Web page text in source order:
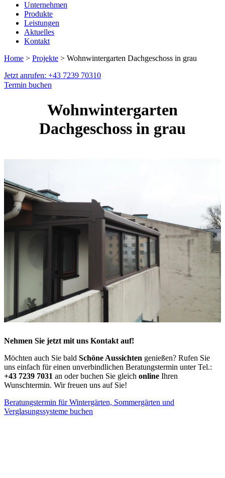
Unternehmen
Produkte
Leistungen
Aktuelles
Kontakt
Home > Projekte > Wohnwintergarten Dachgeschoss in grau
Jetzt anrufen: +43 7239 70310
Termin buchen
Wohnwintergarten
Dachgeschoss in grau
Nehmen Sie jetzt mit uns Kontakt auf!
Möchten auch Sie bald Schöne Aussichten genießen? Rufen Sie
uns einfach für einen unverbindlichen Beratungstermin unter Tel.:
+43 7239 7031 an oder buchen Sie gleich online Ihren
Wunschtermin. Wir freuen uns auf Sie!
Beratungstermin für Wintergärten, Sommergärten und
Verglasungssysteme buchen